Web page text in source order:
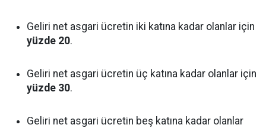
Geliri net asgari ücretin iki katına kadar olanlar için
yüzde 20.
Geliri net asgari ücretin üç katına kadar olanlar için
yüzde 30.
Geliri net asgari ücretin beş katına kadar olanlar